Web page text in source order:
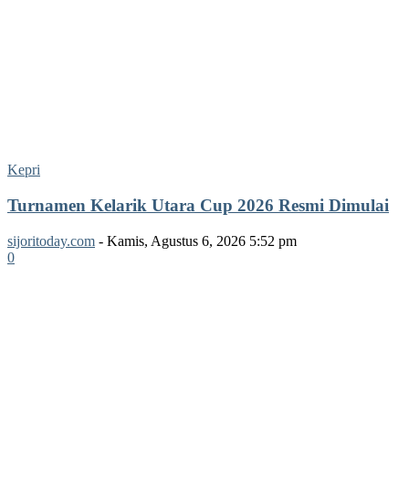
Kepri
Turnamen Kelarik Utara Cup 2026 Resmi Dimulai
sijoritoday.com - Kamis, Agustus 6, 2026 5:52 pm
0